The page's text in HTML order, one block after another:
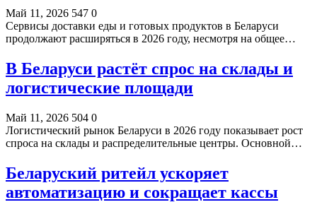
Май 11, 2026 547 0
Сервисы доставки еды и готовых продуктов в Беларуси
продолжают расширяться в 2026 году, несмотря на общее…
В Беларуси растёт спрос на склады и
логистические площади
Май 11, 2026 504 0
Логистический рынок Беларуси в 2026 году показывает рост
спроса на склады и распределительные центры. Основной…
Беларуский ритейл ускоряет
автоматизацию и сокращает кассы